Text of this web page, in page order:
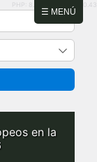
☰ MENÚ
PHP: 8.2.31 | MySQL: 8.0.43
en la